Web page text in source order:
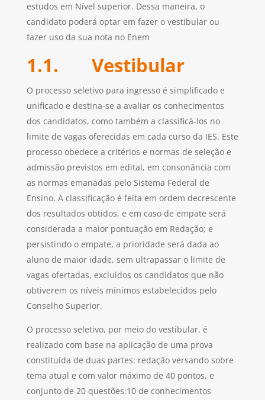
estudos em Nível superior. Dessa maneira, o
candidato poderá optar em fazer o vestibular ou
fazer uso da sua nota no Enem
1.1. Vestibular
O processo seletivo para ingresso é simplificado e
unificado e destina-se a avaliar os conhecimentos
dos candidatos, como também a classificá-los no
limite de vagas oferecidas em cada curso da IES. Este
processo obedece a critérios e normas de seleção e
admissão previstos em edital, em consonância com
as normas emanadas pelo Sistema Federal de
Ensino. A classificação é feita em ordem decrescente
dos resultados obtidos, e em caso de empate será
considerada a maior pontuação em Redação; e
persistindo o empate, a prioridade será dada ao
aluno de maior idade, sem ultrapassar o limite de
vagas ofertadas, excluídos os candidatos que não
obtiverem os níveis mínimos estabelecidos pelo
Conselho Superior.
O processo seletivo, por meio do vestibular, é
realizado com base na aplicação de uma prova
constituída de duas partes: redação versando sobre
tema atual e com valor máximo de 40 pontos, e
conjunto de 20 questões:10 de conhecimentos